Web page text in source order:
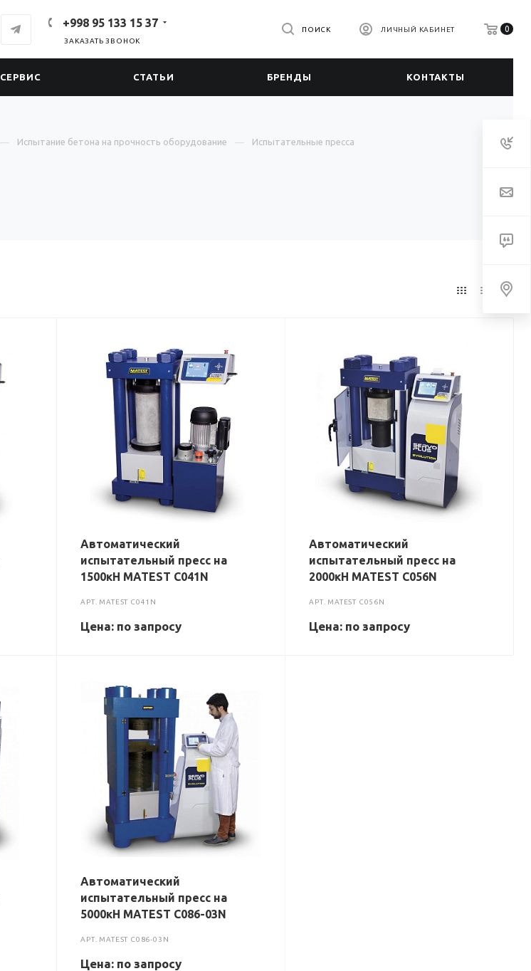
+998 95 133 15 37
ЗАКАЗАТЬ ЗВОНОК
0
ЛИЧНЫЙ КАБИНЕТ
ПОИСК
СЕРВИС СТАТЬИ БРЕНДЫ КОНТАКТЫ
Испытание бетона на прочность оборудование Испытательные пресса
Автоматический
испытательный пресс на
1500кН MATEST C041N
АРТ. MATEST C041N
Цена: по запросу
Автоматический
испытательный пресс на
2000кН MATEST C056N
АРТ. MATEST C056N
Цена: по запросу
Автоматический
испытательный пресс на
5000кН MATEST C086-03N
АРТ. MATEST C086-03N
Цена: по запросу